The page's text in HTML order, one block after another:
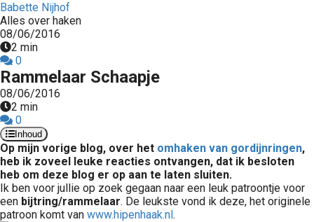
Babette Nijhof
Alles over haken
08/06/2016
2 min
0
Rammelaar Schaapje
08/06/2016
2 min
0
Inhoud
Op mijn vorige blog, over het omhaken van gordijnringen,
heb ik zoveel leuke reacties ontvangen, dat ik besloten
heb om deze blog er op aan te laten sluiten.
Ik ben voor jullie op zoek gegaan naar een leuk patroontje voor
een bijtring/rammelaar. De leukste vond ik deze, het originele
patroon komt van www.hipenhaak.nl.